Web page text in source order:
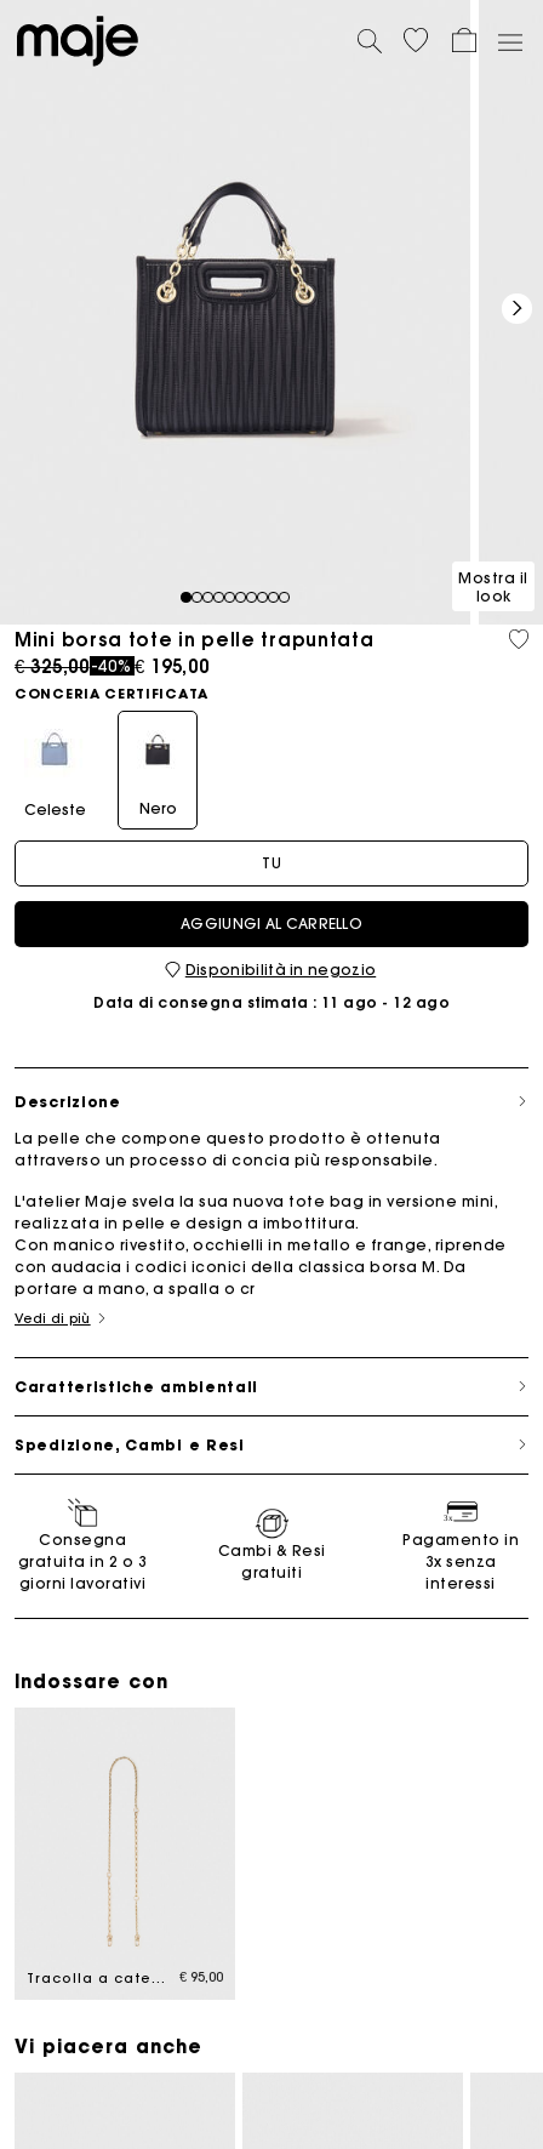
12345678910
Mostra il
look
Mini borsa tote in pelle trapuntata
Price reduced from
€ 325,00to
-40% € 195,00
CONCERIA CERTIFICATA
Celeste Nero
TU
AGGIUNGI AL CARRELLO
Disponibilità in negozio
Data di consegna stimata : 11 ago - 12 ago
Descrizione
La pelle che compone questo prodotto è ottenuta
attraverso un processo di concia più responsabile.
L'atelier Maje svela la sua nuova tote bag in versione mini,
realizzata in pelle e design a imbottitura.
Con manico rivestito, occhielli in metallo e frange, riprende
con audacia i codici iconici della classica borsa M. Da
portare a mano, a spalla o cr
Vedi di più
Caratteristiche ambientali
Spedizione, Cambi e Resi
Consegna
gratuita in 2 o 3
giorni lavorativi
Cambi & Resi
gratuiti
Pagamento in
3x senza
interessi
Indossare con
Tracolla a catena € 95,00
Vi piacera anche